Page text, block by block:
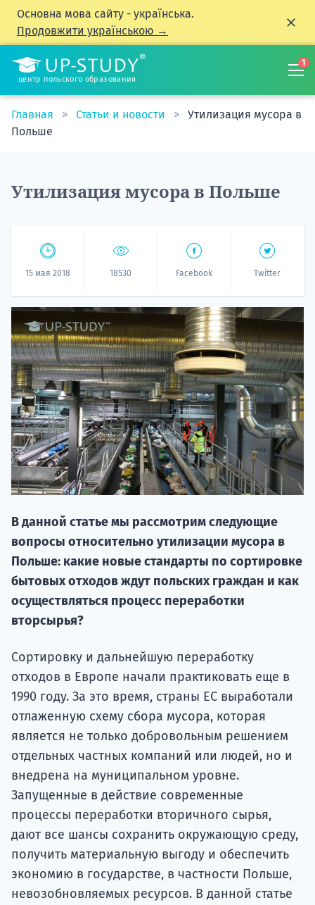
Основна мова сайту - українська.
Продовжити українською →
центр польского образования
1
Главная Статьи и новости
Утилизация мусора в
Польше
Утилизация мусора в Польше
15 мая 2018 18530 Facebook Twitter
В данной статье мы рассмотрим следующие
вопросы относительно утилизации мусора в
Польше: какие новые стандарты по сортировке
бытовых отходов ждут польских граждан и как
осуществляться процесс переработки
вторсырья?
Сортировку и дальнейшую переработку
отходов в Европе начали практиковать еще в
1990 году. За это время, страны ЕС выработали
отлаженную схему сбора мусора, которая
является не только добровольным решением
отдельных частных компаний или людей, но и
внедрена на муниципальном уровне.
Запущенные в действие современные
процессы переработки вторичного сырья,
дают все шансы сохранить окружающую среду,
получить материальную выгоду и обеспечить
экономию в государстве, в частности Польше,
невозобновляемых ресурсов. В данной статье
20.09
НАБОР